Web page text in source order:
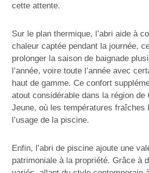
cette attente.
Sur le plan thermique, l’abri aide à
chaleur captée pendant la journée,
prolonger la saison de baignade
l’année, voire toute l’année avec
haut de gamme. Ce confort
atout considérable dans la région de
Jeune, où les températures fraîches
l’usage de la piscine.
Enfin, l’abri de piscine ajoute une
patrimoniale à la propriété. Grâce à